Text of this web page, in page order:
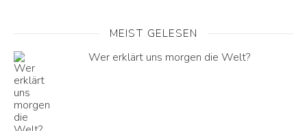
MEIST GELESEN
Wer erklärt uns morgen die Welt?